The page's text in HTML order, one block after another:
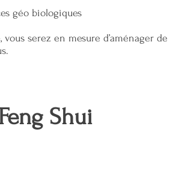
géo biologiques
vous serez en mesure d’aménager de
Shui